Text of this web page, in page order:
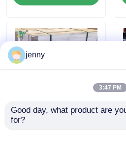
Nachrichten
12x18 Zoll
jenny
3:47 PM
Good day, what product are
for?